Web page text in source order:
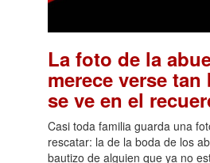
La foto de la
merece verse
se ve en el
Casi toda familia guarda una
rescatar: la de la boda de los
bautizo de alguien que ya no